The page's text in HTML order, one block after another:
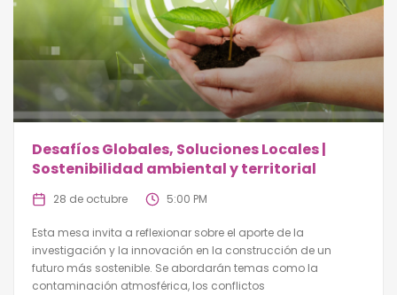
Desafíos Globales, Soluciones Locales |
Sostenibilidad ambiental y territorial
28 de octubre 5:00 PM
Esta mesa invita a reflexionar sobre el aporte de la
investigación y la innovación en la construcción de un
futuro más sostenible. Se abordarán temas como la
contaminación atmosférica, los conflictos